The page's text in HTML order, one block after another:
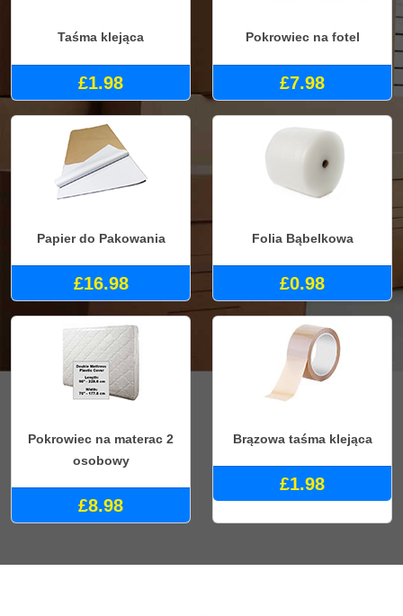
Taśma klejąca
£1.98
Pokrowiec na fotel
£7.98
Papier do Pakowania
£16.98
Folia Bąbelkowa
£0.98
Pokrowiec na materac 2
osobowy
£8.98
Brązowa taśma klejąca
£1.98